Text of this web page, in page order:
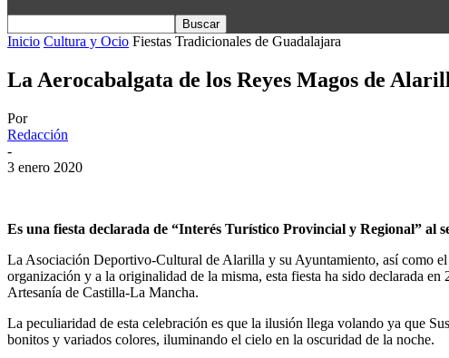
Inicio Cultura y Ocio Fiestas Tradicionales de Guadalajara
La Aerocabalgata de los Reyes Magos de
Por
Redacción
-
3 enero 2020
Es una fiesta declarada de “Interés Turístico Provincial y Regional” al
La Asociación Deportivo-Cultural de Alarilla y su Ayuntamiento, así como
organización y a la originalidad de la misma, esta fiesta ha sido declarada
Artesanía de Castilla-La Mancha.
La peculiaridad de esta celebración es que la ilusión llega volando ya que
bonitos y variados colores, iluminando el cielo en la oscuridad de la noche.